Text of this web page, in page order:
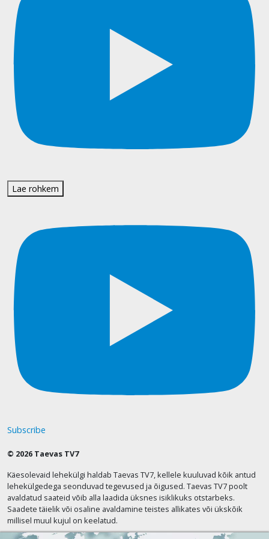
Lae rohkem
Subscribe
© 2026 Taevas TV7
Käesolevaid lehekülgi haldab Taevas TV7, kellele kuuluvad kõik antud
lehekülgedega seonduvad tegevused ja õigused. Taevas TV7 poolt
avaldatud saateid võib alla laadida üksnes isiklikuks otstarbeks.
Saadete täielik või osaline avaldamine teistes allikates või ükskõik
millisel muul kujul on keelatud.